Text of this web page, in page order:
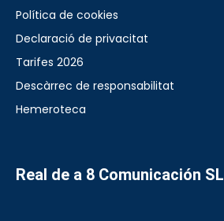
Política de cookies
Declaració de privacitat
Tarifes 2026
Descàrrec de responsabilitat
Hemeroteca
Real de a 8 Comunicación SL